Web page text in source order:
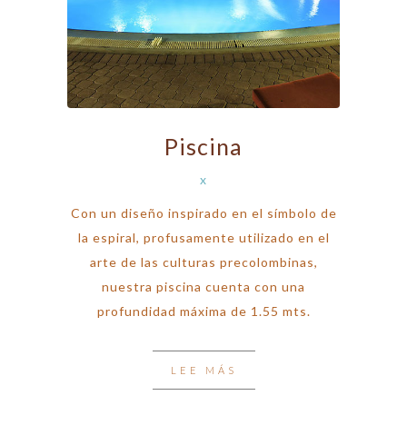
Piscina
x
Con un diseño inspirado en el símbolo de
la espiral, profusamente utilizado en el
arte de las culturas precolombinas,
nuestra piscina cuenta con una
profundidad máxima de 1.55 mts.
LEE MÁS